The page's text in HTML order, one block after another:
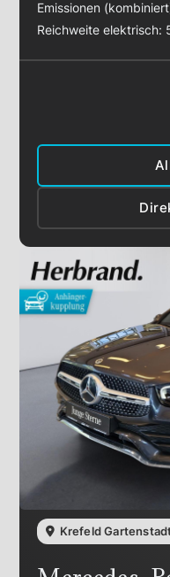
Emissionen
Reichweite elektrisch:
Krefeld